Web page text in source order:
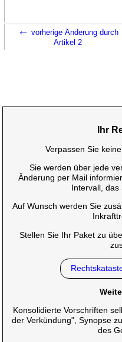
← vorherige Änderung durch
Artikel 2
Ihr
Verpassen Sie
Sie werden über jede
Änderung per Mail
Intervall, das
Auf Wunsch werden Sie
Stellen Sie Ihr Paket zu
Konsolidierte Vorschriften
der Verkündung", Synopse
des